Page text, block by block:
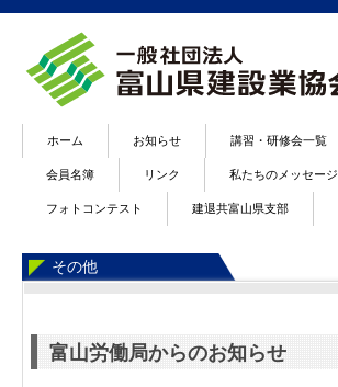
ホーム お知らせ 講習・研修会一覧
会員名簿 リンク 私たちのメッセージ
フォトコンテスト 建退共富山県支部
その他
富山労働局からのお知らせ